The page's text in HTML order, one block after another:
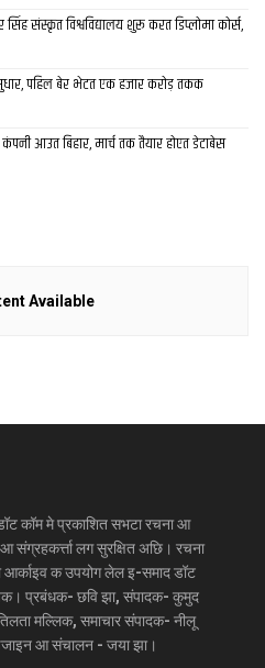
संस्कृत विश्वविद्यालय शुरू करत डिप्लोमा कोर्स,
पहिल बेर भेटत एक हजार करोड़ तकक
आउत बिहार, मार्च तक तैयार होएत डेटाबेस
Available
कॉम मे प्रकाशित सभटा रचना आ
संग्रहकर्त्ता लग सुरक्षित अछि। रचना
क उपयोग लेल इ-समाद डॉट
प्रबंधक- छवि झा, संपादक- कुमुद
मल्लिक, समाचार संपादक- नीलू
आ संचालन - जया झा।